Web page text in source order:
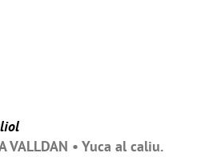
VALLDAN • Yuca al caliu.